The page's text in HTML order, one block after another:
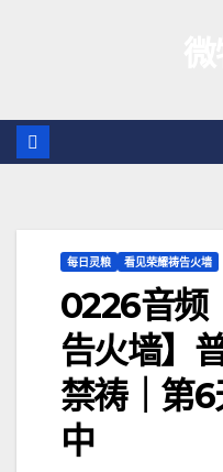
容
每日灵粮 看见荣耀祷告火墙
0226音频
告火墙】
禁祷｜第
中